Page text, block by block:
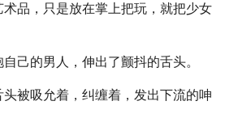
品，只是放在掌上把玩，就把少女
己的男人，伸出了颤抖的舌头。
被吸允着，纠缠着，发出下流的呻